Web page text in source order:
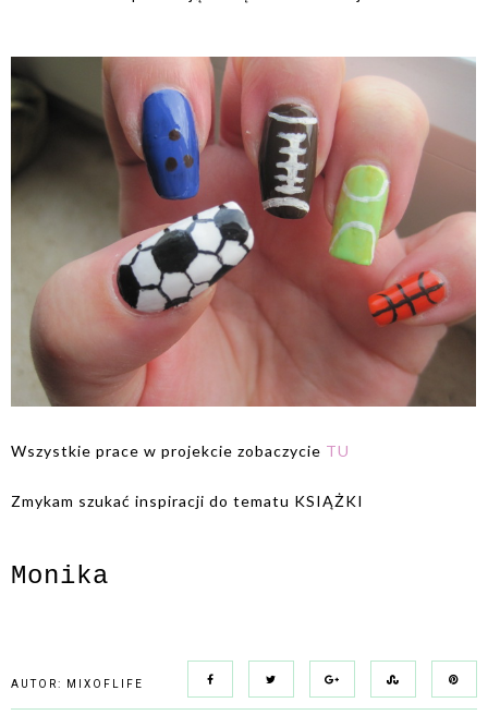
Wszystkie prace w projekcie zobaczycie TU
Zmykam szukać inspiracji do tematu KSIĄŻKI
Monika
AUTOR: MIXOFLIFE